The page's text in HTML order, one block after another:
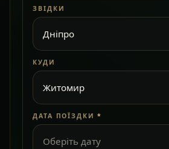
ЗВІДКИ
КУДИ
ДАТА ПОЇЗДКИ *
Оберіть дату